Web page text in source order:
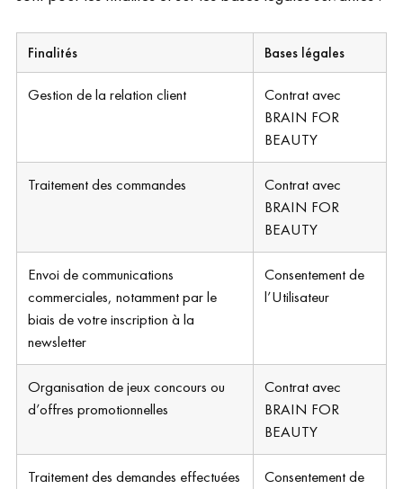
Finalités Bases légales
Gestion de la relation client
Contrat avec
BRAIN FOR
BEAUTY
Traitement des commandes
Contrat avec
BRAIN FOR
BEAUTY
Envoi de communications
commerciales, notamment par le
biais de votre inscription à la
newsletter
Consentement de
l’Utilisateur
Organisation de jeux concours ou
d’offres promotionnelles
Contrat avec
BRAIN FOR
BEAUTY
Traitement des demandes effectuées
Consentement de